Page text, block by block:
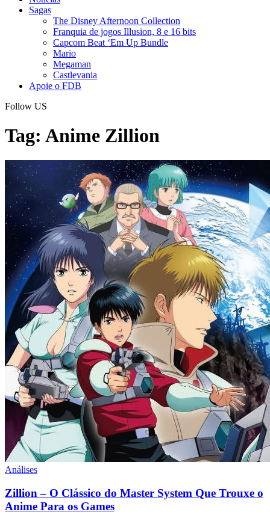
Sagas
The Disney Afternoon Collection
Franquia de jogos Illusion, 8 e 16 bits
Capcom Beat ‘Em Up Bundle
Mario
Megaman
Castlevania
Apoie o FDB
Follow US
Tag: Anime Zillion
Análises
Zillion – O Clássico do Master System Que Trouxe o
Anime Para os Games